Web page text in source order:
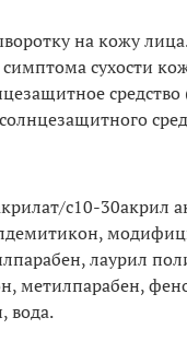
на кожу
симптома сухости
средство
с10-30акрил
лаурил
метилпарабен,
вода.